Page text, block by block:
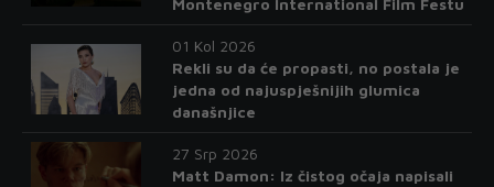
Montenegro International Film Festu
01 Kol 2026
Rekli su da će propasti, no postala je
jedna od najuspješnijih glumica
današnjice
27 Srp 2026
Matt Damon: Iz čistog očaja napisali